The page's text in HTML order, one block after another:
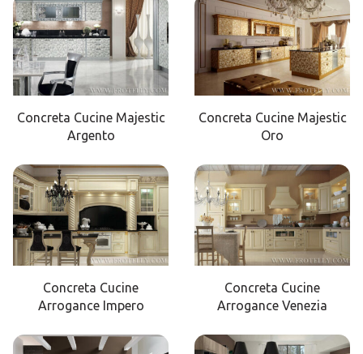
Concreta Cucine Majestic
Argento
Concreta Cucine Majestic
Oro
Concreta Cucine
Arrogance Impero
Concreta Cucine
Arrogance Venezia